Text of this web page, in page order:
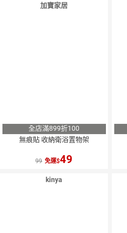
加寶家居
全店滿899折100
無痕貼 收納衛浴置物架
99 免運 49
kinya